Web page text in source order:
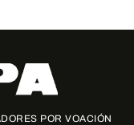
POR VOACIÓN